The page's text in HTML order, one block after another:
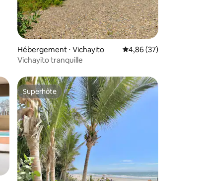
Hébergement ⋅ Vichayito Évaluation moyenne
4,86 (37)
Vichayito tranquille
Superhôte
Superhôte